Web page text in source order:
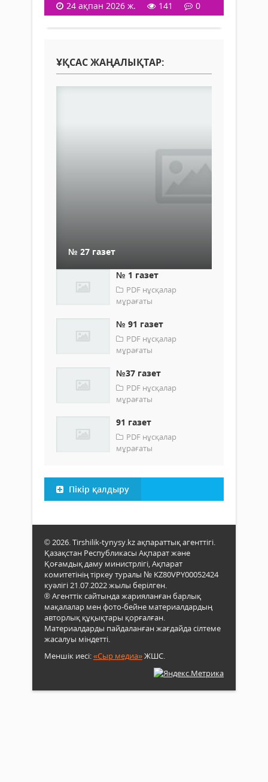
24 ақпан 2026 ж. 141 0
ҰҚСАС ЖАҢАЛЫҚТАР:
№ 27 газет
№ 1 газет
PDF нұсқалар
мұрағаты
№ 91 газет
PDF нұсқалар
мұрағаты
№37 газет
PDF нұсқалар
мұрағаты
91 газет
PDF нұсқалар
мұрағаты
Пікір қалдыру
© 2026. Tirshilik-tynysy.kz ақпараттық агенттігі.
Қазақстан Республикасы Ақпарат және
Қоғамдық даму министрлігі, Ақпарат
комитетінің тіркеу туралы № KZ80VPY00052424
куәлігі 21.07.2022 жылы берілген.
® Агенттік сайтында жарияланған барлық
мақалалар мен фото-бейне материалдардың
авторлық құқықтары қорғалған.
Материалдарды пайдаланған жағдайда сілтеме
жасалуы міндетті.
Меншік иесі:«Сыр медиа»ЖШС.